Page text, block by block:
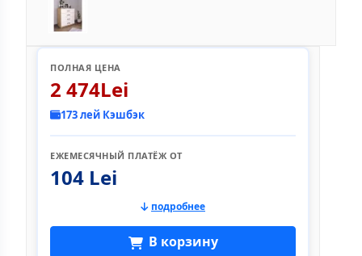
ПОЛНАЯ ЦЕНА
2 474Lei
173 лей Кэшбэк
ЕЖЕМЕСЯЧНЫЙ ПЛАТЁЖ ОТ
104 Lei
подробнее
В корзину